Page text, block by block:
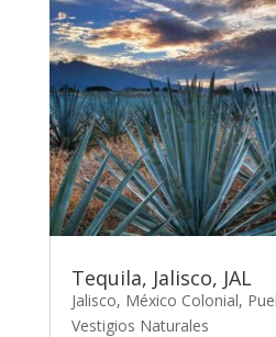
Tequila, Jalisco, JAL
Jalisco, México Colonial,
Vestigios Naturales